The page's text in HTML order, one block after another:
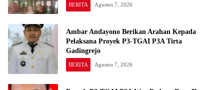
BERITA Agustus 7, 2026
Ambar Andayono Berikan Arahan Kepada
Pelaksana Proyek P3-TGAI P3A Tirta
Gadingrejo
BERITA Agustus 7, 2026